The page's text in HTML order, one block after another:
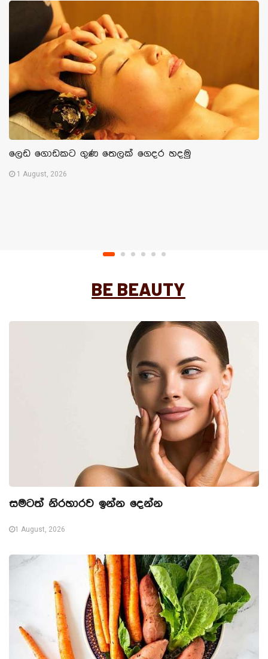
ලෙඩ ගොඩකට ගුණ තෙලක් ගෙදර හදමු
1 August, 2026
BE BEAUTY
සමටත් නිරහාරව ඉන්න දෙන්න
1 August, 2026